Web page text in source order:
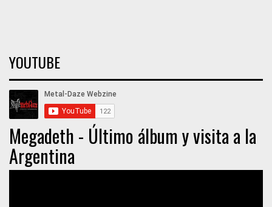
YOUTUBE
Megadeth - Último álbum y visita a la
Argentina